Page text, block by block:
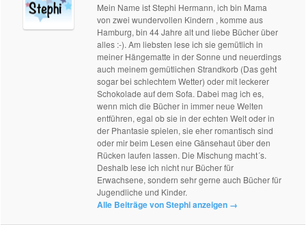
Mein Name ist Stephi Hermann, ich bin Mama
von zwei wundervollen Kindern , komme aus
Hamburg, bin 44 Jahre alt und liebe Bücher über
alles :-). Am liebsten lese ich sie gemütlich in
meiner Hängematte in der Sonne und neuerdings
auch meinem gemütlichen Strandkorb (Das geht
sogar bei schlechtem Wetter) oder mit leckerer
Schokolade auf dem Sofa. Dabei mag ich es,
wenn mich die Bücher in immer neue Welten
entführen, egal ob sie in der echten Welt oder in
der Phantasie spielen, sie eher romantisch sind
oder mir beim Lesen eine Gänsehaut über den
Rücken laufen lassen. Die Mischung macht´s.
Deshalb lese ich nicht nur Bücher für
Erwachsene, sondern sehr gerne auch Bücher für
Jugendliche und Kinder.
Alle Beiträge von Stephi anzeigen →